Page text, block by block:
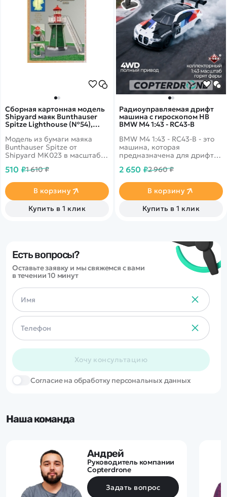
Сборная картонная модель
Shipyard маяк Bunthauser
Spitze Lighthouse (№54),
Модель из бумаги маяка
Bunthauser Spitze от
Shipyard MK023 в масштабе
510 ₽1 610 ₽
В корзину
Купить в 1 клик
Радиоуправляемая дрифт
машина с гироскопом HB
BMW M4 1:43 - RC43-B
BMW M4 1:43 - RC43-B - это
машина, которая
предназначена для дрифта.
выполненная в масштабе
при помощи пульта ДУ,
работающего на частоте 2,4
ГГц. В наборе также
поставляются комплект
движения у машинки
2 650 ₽2 960 ₽
В корзину
Купить в 1 клик
Есть вопросы?
Оставьте заявку и мы свяжемся с вами
в течении 10 минут
Хочу консультацию
Cогласие на обработку персональных данных
Наша команда
Андрей
Руководитель компании
Copterdrone
Задать вопрос